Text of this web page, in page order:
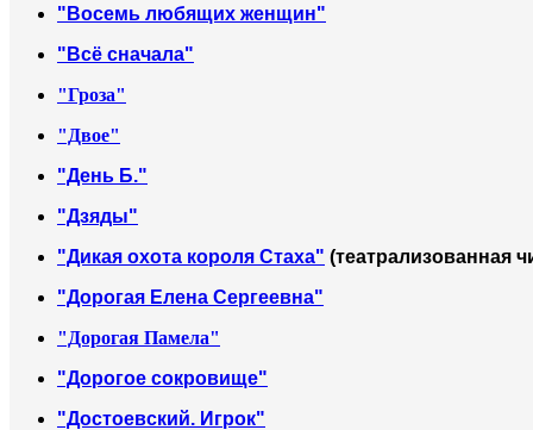
"Восемь любящих женщин"
"Всё сначала"
"Гроза"
"Двое"
"День Б."
"Дзяды"
"Дикая охота короля Стаха" (театрализованная
"Дорогая Елена Сергеевна"
"Дорогая Памела"
"Дорогое сокровище"
"Достоевский. Игрок"